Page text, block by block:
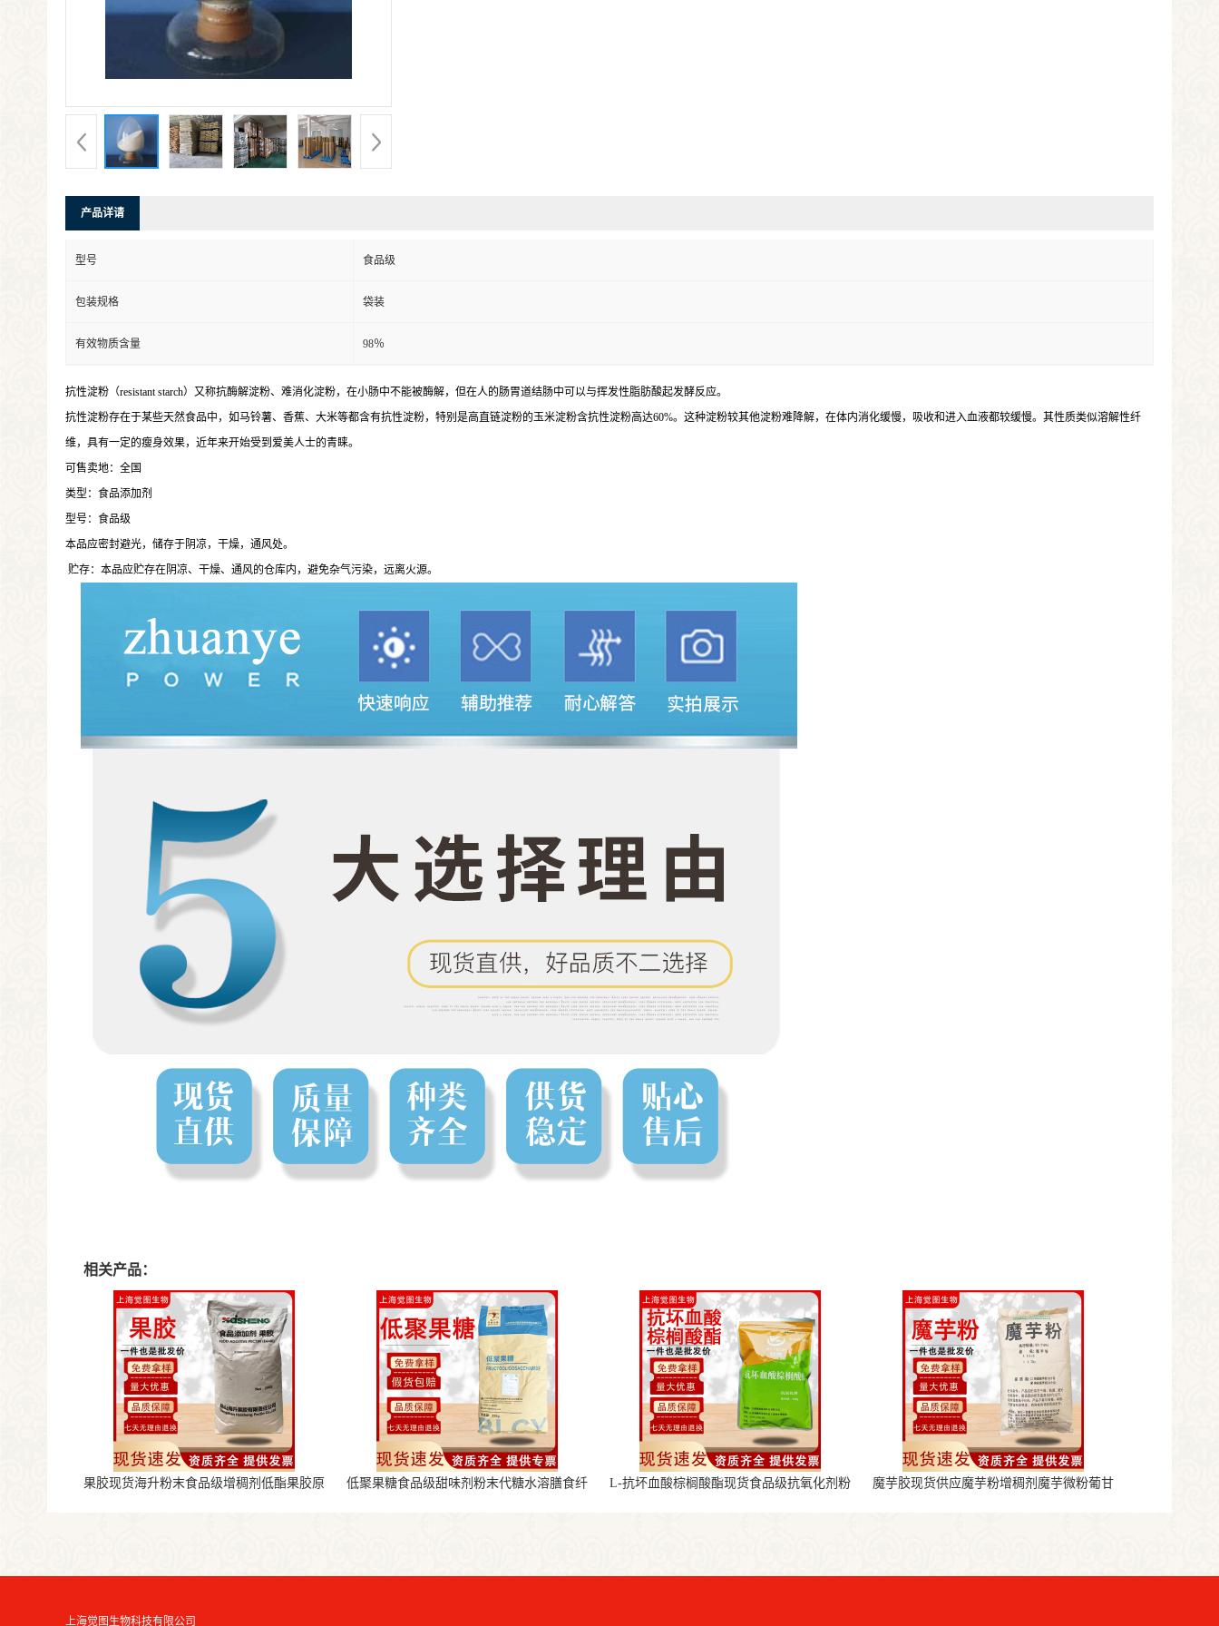
产品详请
型号 食品级
包装规格 袋装
有效物质含量 98％
抗性淀粉（resistant starch）又称抗酶解淀粉、难消化淀粉，在小肠中不能被酶解，但在人的肠胃道结肠中可以与挥发性脂肪酸起发酵反应。
抗性淀粉存在于某些天然食品中，如马铃薯、香蕉、大米等都含有抗性淀粉，特别是高直链淀粉的玉米淀粉含抗性淀粉高达60%。这种淀粉较其他淀粉难降解，在体内消化缓慢，吸收和进入血液都较缓慢。其性质类似溶解性纤
维，具有一定的瘦身效果，近年来开始受到爱美人士的青睐。
可售卖地：全国
类型：食品添加剂
型号：食品级
本品应密封避光，储存于阴凉，干燥，通风处。
贮存：本品应贮存在阴凉、干燥、通风的仓库内，避免杂气污染，远离火源。
相关产品：
果胶现货海升粉末食品级增稠剂低酯果胶原
低聚果糖食品级甜味剂粉末代糖水溶膳食纤
L-抗坏血酸棕榈酸酯现货食品级抗氧化剂粉
魔芋胶现货供应魔芋粉增稠剂魔芋微粉葡甘
上海觉图生物科技有限公司